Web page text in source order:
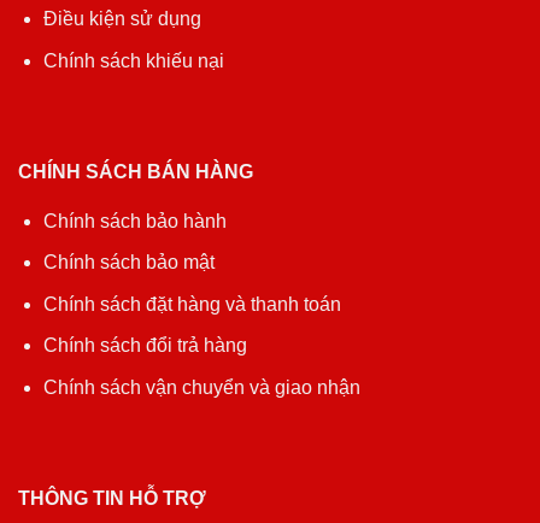
Điều kiện sử dụng
Chính sách khiếu nại
CHÍNH SÁCH BÁN HÀNG
Chính sách bảo hành
Chính sách bảo mật
Chính sách đặt hàng và thanh toán
Chính sách đổi trả hàng
Chính sách vận chuyển và giao nhận
THÔNG TIN HỖ TRỢ